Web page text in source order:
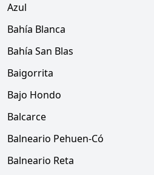
Azul
Bahía Blanca
Bahía San Blas
Baigorrita
Bajo Hondo
Balcarce
Balneario Pehuen-Có
Balneario Reta